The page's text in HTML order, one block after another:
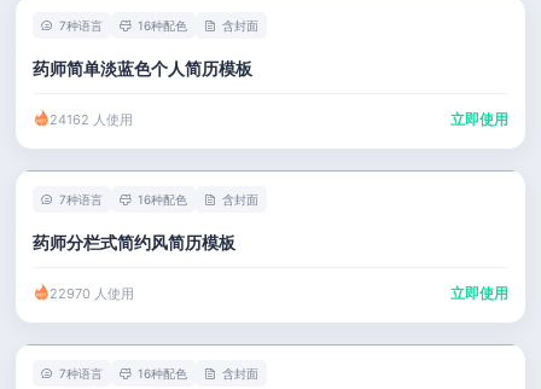
7种语言 16种配色 含封面
药师简单淡蓝色个人简历模板
24162 人使用 立即使用
7种语言 16种配色 含封面
药师分栏式简约风简历模板
22970 人使用 立即使用
7种语言 16种配色 含封面